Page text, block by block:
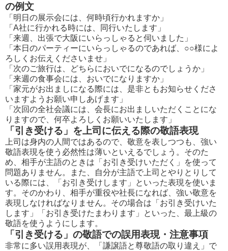
の例文
「明日の展示会には、何時頃行かれますか」
「A社に行かれる時には、同行いたします」
「来週、出張で大阪にいらっしゃると伺いました」
「本日のパーティーにいらっしゃるのであれば、○○様によ
ろしくお伝えくださいませ」
「次のご旅行は、どちらにおいでになるのでしょうか」
「来週の食事会には、おいでになりますか」
「家元がお出ましになる際には、是非ともお知らせくださ
いますようお願い申しあげます」
「次回の全社会議には、会長にお出ましいただくことにな
りますので、何卒よろしくお願いいたします」
「引き受ける」を上司に伝える際の敬語表現
上司は身内の人間ではあるので、敬意を表しつつも、強い
敬語表現を使う必然性は薄いといえるでしょう。そのた
め、相手が主語のときは「お引き受けいただく」を使って
問題ありません。また、自分が主語で上司とやりとりして
いる際には、「お引き受けします」といった表現を使いま
す。そのかわり、相手が重役や社長になれば、強い敬意を
表現しなければなりません。その場合は「お引き受けいた
します」「お引き受けたまわります」といった、最上級の
敬語を使うようにします。
「引き受ける」の敬語での誤用表現・注意事項
非常に多い誤用表現が、「謙譲語と尊敬語の取り違え」で